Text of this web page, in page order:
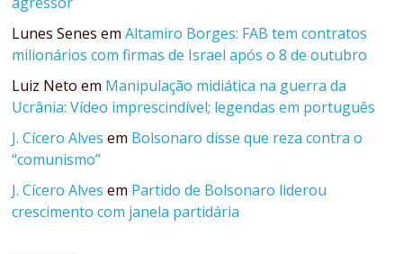
Lunes Senes emAltamiro Borges: FAB tem contratos
milionários com firmas de Israel após o 8 de outubro
Luiz Neto em Manipulação midiática na guerra da
Ucrânia: Vídeo imprescindível; legendas em português
J. Cícero Alves em Bolsonaro disse que reza contra o
“comunismo”
J. Cícero Alves em Partido de Bolsonaro liderou
crescimento com janela partidária